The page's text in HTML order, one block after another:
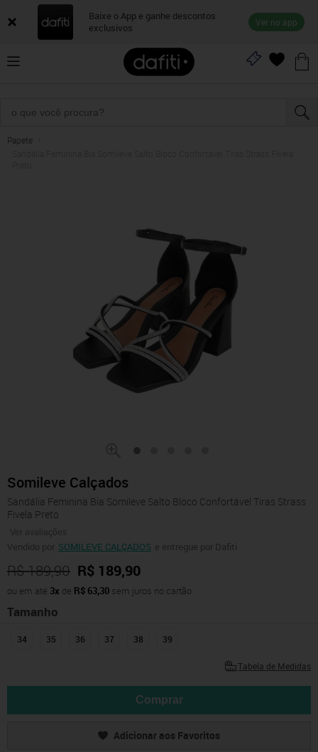
Baixe o App e ganhe descontos
exclusivos
Ver no app
Papete
Somileve Calçados
Sandália Feminina Bia Somileve Salto Bloco Confortável Tiras Strass
Fivela Preto
Ver avaliações
Vendido por SOMILEVE CALÇADOS e entregue por Dafiti
R$ 189,90 R$ 189,90
ou em até 3x de R$ 63,30 sem juros no cartão
Tamanho
34 35 36 37 38 39
Tabela de Medidas
Comprar
Adicionar aos Favoritos